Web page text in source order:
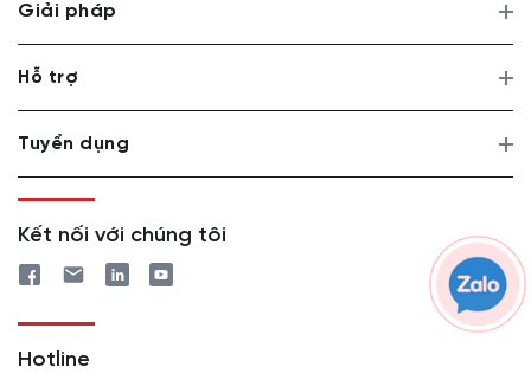
Giải pháp
Hỗ trợ
Tuyển dụng
Kết nối với chúng tôi
Hotline